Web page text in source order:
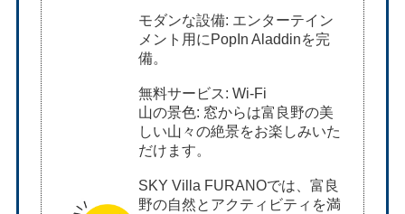
モダンな設備: エンターテイン
メント用にPopIn Aladdinを完
備。
無料サービス: Wi-Fi
山の景色: 窓からは富良野の美
しい山々の絶景をお楽しみいた
だけます。
SKY Villa FURANOでは、富良
野の自然とアクティビティを満